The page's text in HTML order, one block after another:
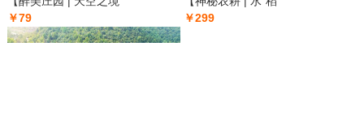
￥79
￥299